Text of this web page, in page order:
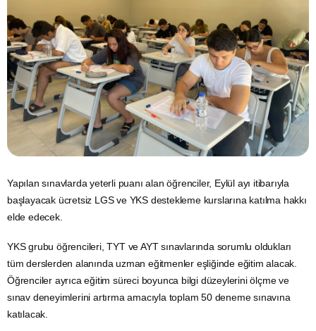
Yapılan sınavlarda yeterli puanı alan öğrenciler, Eylül ayı itibarıyla
başlayacak ücretsiz LGS ve YKS destekleme kurslarına katılma hakkı
elde edecek.
YKS grubu öğrencileri, TYT ve AYT sınavlarında sorumlu oldukları
tüm derslerden alanında uzman eğitmenler eşliğinde eğitim alacak.
Öğrenciler ayrıca eğitim süreci boyunca bilgi düzeylerini ölçme ve
sınav deneyimlerini artırma amacıyla toplam 50 deneme sınavına
katılacak.